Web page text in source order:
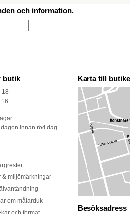
och information.
butik
18
16
innan röd dag
& miljömärkningar
om målarduk
och format
Karta till
Besöksadress